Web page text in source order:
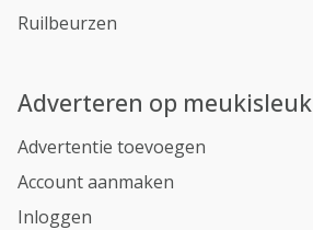
Ruilbeurzen
Adverteren op meukisleuk
Advertentie toevoegen
Account aanmaken
Inloggen